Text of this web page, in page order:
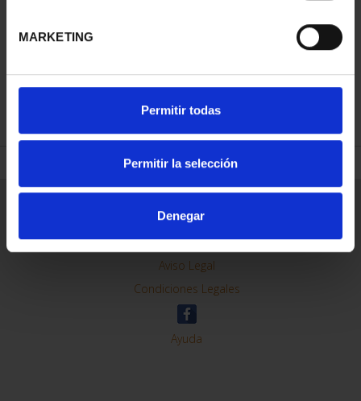
MARKETING
Permitir todas
Permitir la selección
Denegar
REFINAR
Contacto
Preguntas Frequentes (FAQs)
Aviso Legal
Condiciones Legales
Ayuda